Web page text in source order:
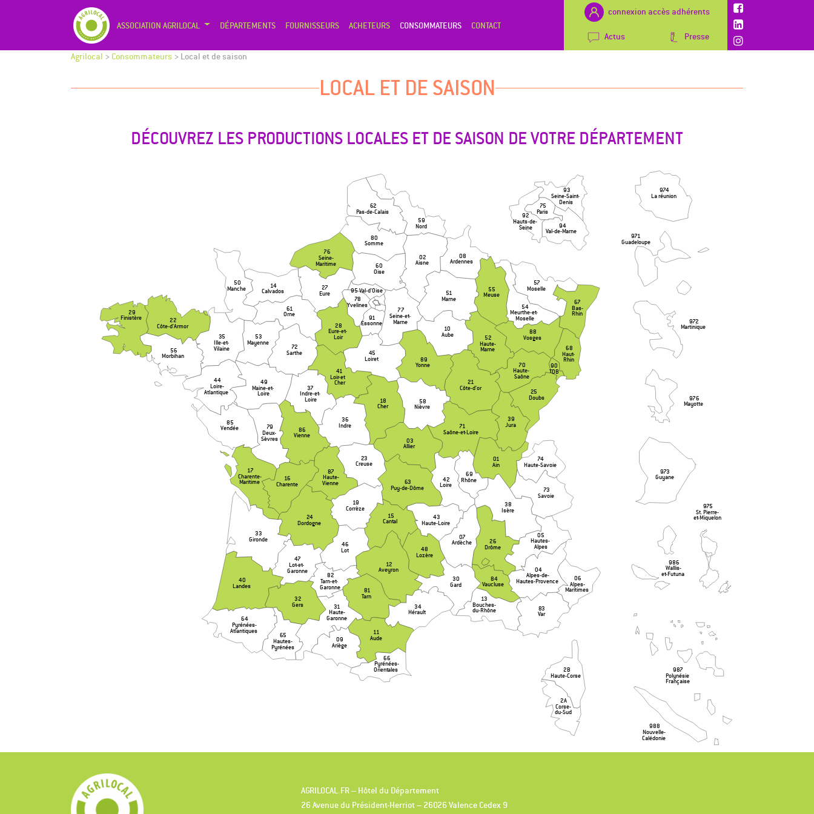
ASSOCIATION AGRILOCAL DÉPARTEMENTS FOURNISSEURS ACHETEURS CONSOMMATEURS CONTACT
connexion accès adhérents
Actus
Presse
Agrilocal > Consommateurs > Local et de saison
LOCAL ET DE SAISON
DÉCOUVREZ LES PRODUCTIONS LOCALES ET DE SAISON DE VOTRE DÉPARTEMENT
90
TDB
15
Cantal
19
Corrèze
24
Dordogne
33
Gironde
17
Charente-
Maritime 16
Charente
40
Landes
64
Pyrénées-
Atlantiques
32
Gers
47
Lot-et-
Garonne
82
Tarn-et-
Garonne
66
Pyrénées-
Orientales
65
Hautes-
Pyrénées
31
Haute-
Garonne
81
Tarn
09
Ariège
11
Aude
34
Hérault
30
Gard
63
Puy-de-Dôme
23
Creuse
87
Haute-
Vienne
86
Vienne
79
Deux-
Sèvres
85
Vendée
44
Loire-
Atlantique
56
Morbihan
22
Côte-d’Armor
35
Ille-et-
Vilaine
53
Mayenne
72
Sarthe
61
Orne
50
Manche 14
Calvados 27
Eure
76
Seine-
Maritime 60
Oise
91
Essonne
78
Yvelines
95 Val-d’Oise
80
Somme
59
Nord
02
Aisne
08
Ardennes
51
Marne
77
Seine-et-
Marne
10
Aube 52
Haute-
Marne
55
Meuse
88
Vosges
89
Yonne
21
Côte-d’or
71
Saône-et-Loire
62
Pas-de-Calais
49
Maine-et-
Loire
37
Indre-et-
Loire
41
Loir-et
Cher
36
Indre
18
Cher
45
Loiret
28
Eure-et-
Loir
58
Nièvre
29
Finistère
03
Allier
43
Haute-Loire
48
Lozère
12
Aveyron
46
Lot
42
Loire
69
Rhône
01
Ain
39
Jura
25
Doubs
70
Haute-
Saône
68
Haut-
Rhin
67
Bas-
Rhin
57
Moselle
94
Val-de-Marne
92
Hauts-de-
Seine
93
Seine-Saint-
Denis
974
La réunion
971
Guadeloupe
972
Martinique
976
Mayotte
973
Guyane
988
Nouvelle-
Calédonie
987
Polynésie
Française
975
St. Pierre-
et-Miquelon
986
Wallis-
et-Futuna
75
Paris
54
Meurthe-et-
Moselle
74
Haute-Savoie
73
Savoie
38
Isère
26
Drôme
84
Vaucluse
83
Var
2B
Haute-Corse
2A
Corse-
du-Sud
06
Alpes-
Maritimes
04
Alpes-de-
Hautes-Provence
05
Hautes-
Alpes
13
Bouches-
du-Rhône
07
Ardèche
AGRILOCAL.FR – Hôtel du Département
26 Avenue du Président-Herriot – 26026 Valence Cedex 9